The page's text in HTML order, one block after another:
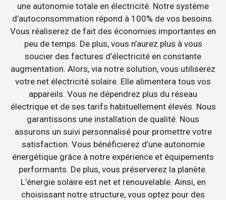
une autonomie totale en électricité. Notre système
d’autoconsommation répond à 100% de vos besoins.
Vous réaliserez de fait des économies importantes en
peu de temps. De plus, vous n’aurez plus à vous
soucier des factures d’électricité en constante
augmentation. Alors, via notre solution, vous utiliserez
votre net électricité solaire. Elle alimentera tous vos
appareils. Vous ne dépendrez plus du réseau
électrique et de ses tarifs habituellement élevés. Nous
garantissons une installation de qualité. Nous
assurons un suivi personnalisé pour promettre votre
satisfaction. Vous bénéficierez d’une autonomie
énergétique grâce à notre expérience et équipements
performants. De plus, vous préserverez la planète.
L’énergie solaire est net et renouvelable. Ainsi, en
choisissant notre structure, vous optez pour des